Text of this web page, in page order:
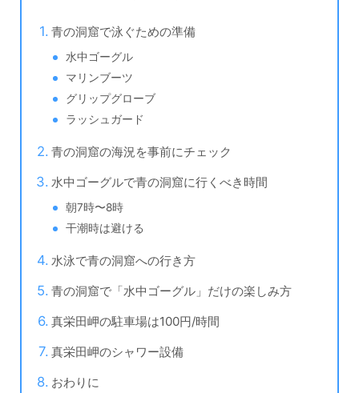
青の洞窟で泳ぐための準備
水中ゴーグル
マリンブーツ
グリップグローブ
ラッシュガード
青の洞窟の海況を事前にチェック
水中ゴーグルで青の洞窟に行くべき時間
朝7時〜8時
干潮時は避ける
水泳で青の洞窟への行き方
青の洞窟で「水中ゴーグル」だけの楽しみ方
真栄田岬の駐車場は100円/時間
真栄田岬のシャワー設備
おわりに